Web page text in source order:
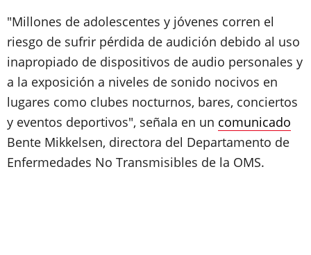
"Millones de adolescentes y jóvenes corren el
riesgo de sufrir pérdida de audición debido al uso
inapropiado de dispositivos de audio personales y
a la exposición a niveles de sonido nocivos en
lugares como clubes nocturnos, bares, conciertos
y eventos deportivos", señala en un comunicado
Bente Mikkelsen, directora del Departamento de
Enfermedades No Transmisibles de la OMS.